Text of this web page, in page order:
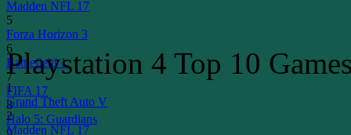
Madden NFL 17
5
Forza Horizon 3
6
Battlefield 1
7
FIFA 17
8
Halo 5: Guardians
Playstation 4 Top 10
1
Grand Theft Auto V
2
Madden NFL 17